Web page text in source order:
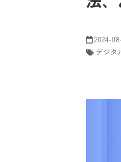
2024-
デジタ